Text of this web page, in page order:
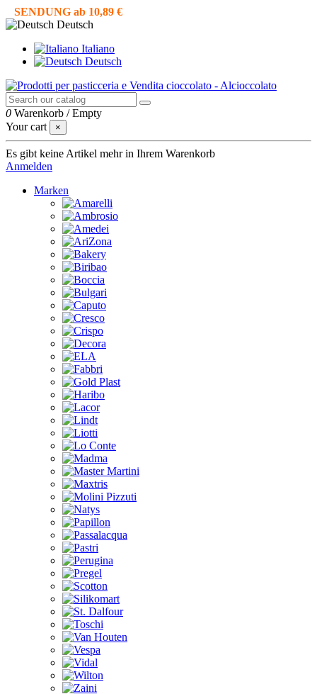
SENDUNG ab 10,89 €
Deutsch
Italiano
Deutsch
0 Warenkorb /Empty
Your cart
×
Es gibt keine Artikel mehr in Ihrem Warenkorb
Anmelden
Marken